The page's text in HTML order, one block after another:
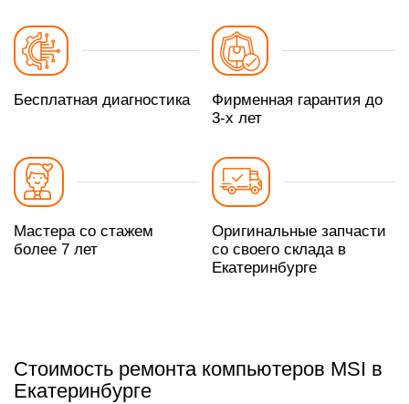
Бесплатная диагностика
Фирменная гарантия до
3-х лет
Мастера со стажем
более 7 лет
Оригинальные запчасти
со своего склада в
Екатеринбурге
Стоимость ремонта компьютеров MSI в
Екатеринбурге